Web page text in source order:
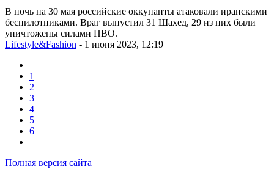
В ночь на 30 мая российские оккупанты атаковали иранскими
беспилотниками. Враг выпустил 31 Шахед, 29 из них были
уничтожены силами ПВО.
Lifestyle&Fashion - 1 июня 2023, 12:19
1
2
3
4
5
6
Полная версия сайта